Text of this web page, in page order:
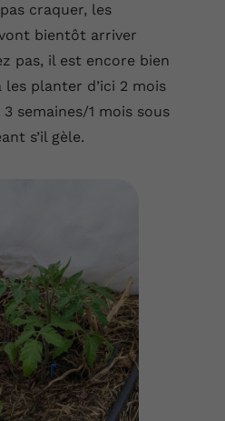
craquer, les
bientôt arriver
pas, il est encore bien
planter d’ici 2 mois
semaines/1 mois sous
s’il gèle.